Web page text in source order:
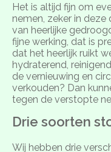
Het is altijd fijn om
nemen, zeker in deze
van heerlijke
fijne werking, dat is
dat het heerlijk ruikt
hydraterend,
de vernieuwing en
verkouden? Dan
tegen de verstopte
Drie soorten
Wij hebben drie